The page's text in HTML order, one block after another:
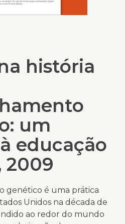
história
um
educação
2009
genético é uma prática
Unidos na década de
ao redor do mundo